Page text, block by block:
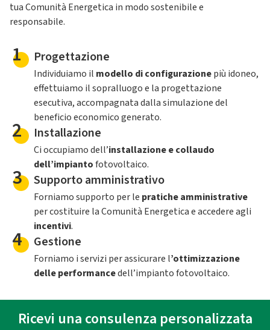
tua Comunità Energetica in modo sostenibile e
responsabile.
1 Progettazione
Individuiamo il modello di configurazionepiù idoneo,
effettuiamo il sopralluogo e la progettazione
esecutiva, accompagnata dalla simulazione del
beneficio economico generato.
2 Installazione
Ci occupiamo dell’installazione e collaudo
dell’impiantofotovoltaico.
3 Supporto amministrativo
Forniamo supporto per le pratiche amministrative
per costituire la Comunità Energetica e accedere agli
incentivi.
4 Gestione
Forniamo i servizi per assicurare l’ottimizzazione
delle performancedell’impianto fotovoltaico.
Ricevi una consulenza personalizzata